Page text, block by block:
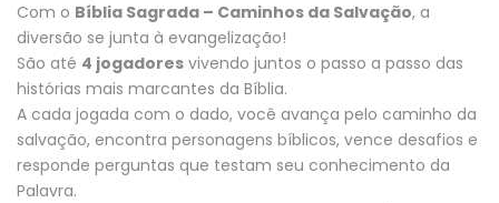
Com o Bíblia Sagrada – Caminhos da Salvação, a
diversão se junta à evangelização!
São até 4 jogadores vivendo juntos o passo a passo das
histórias mais marcantes da Bíblia.
A cada jogada com o dado, você avança pelo caminho da
salvação, encontra personagens bíblicos, vence desafios e
responde perguntas que testam seu conhecimento da
Palavra.